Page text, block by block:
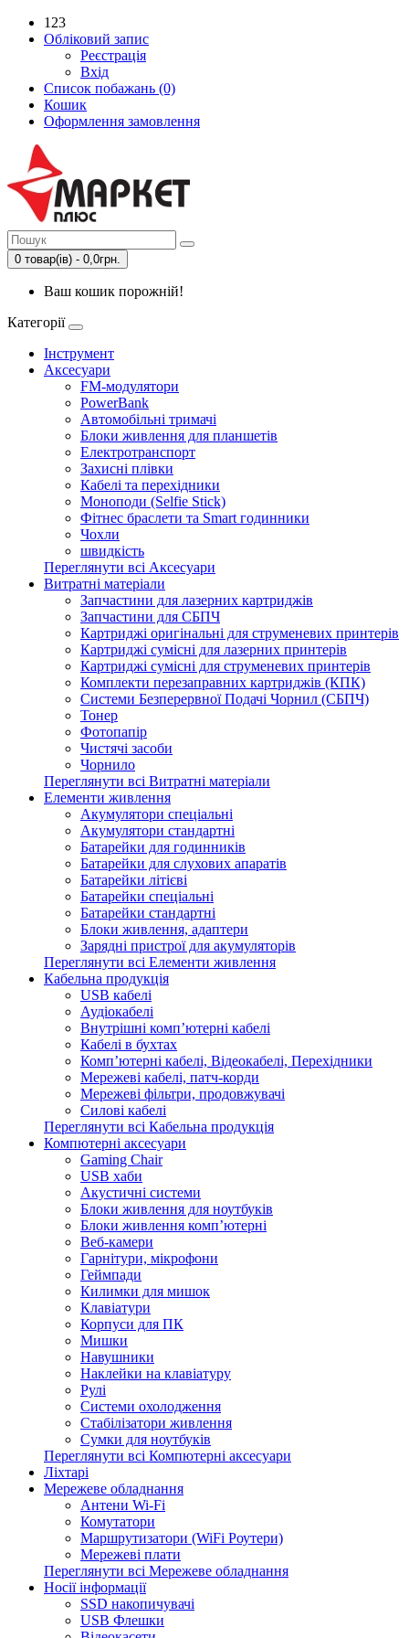
123
Обліковий запис
Реєстрація
Вхід
Список побажань (0)
Кошик
Оформлення замовлення
0 товар(ів) - 0,0грн.
Ваш кошик порожній!
Категорії
Інструмент
Аксесуари
FM-модулятори
PowerBank
Автомобільні тримачі
Блоки живлення для планшетів
Електротранспорт
Захисні плівки
Кабелі та перехідники
Моноподи (Selfie Stick)
Фітнес браслети та Smart годинники
Чохли
швидкість
Переглянути всі Аксесуари
Витратні матеріали
Запчастини для лазерних картриджів
Запчастини для СБПЧ
Картриджі оригінальні для струменевих принтерів
Картриджі сумісні для лазерних принтерів
Картриджі сумісні для струменевих принтерів
Комплекти перезаправних картриджів (КПК)
Системи Безперервної Подачі Чорнил (СБПЧ)
Тонер
Фотопапір
Чистячі засоби
Чорнило
Переглянути всі Витратні матеріали
Елементи живлення
Акумулятори спеціальні
Акумулятори стандартні
Батарейки для годинників
Батарейки для слухових апаратів
Батарейки літієві
Батарейки спеціальні
Батарейки стандартні
Блоки живлення, адаптери
Зарядні пристрої для акумуляторів
Переглянути всі Елементи живлення
Кабельна продукція
USB кабелі
Аудіокабелі
Внутрішні комп’ютерні кабелі
Кабелі в бухтах
Комп’ютерні кабелі, Відеокабелі, Перехідники
Мережеві кабелі, патч-корди
Мережеві фільтри, продовжувачі
Силові кабелі
Переглянути всі Кабельна продукція
Компютерні аксесуари
Gaming Chair
USB хаби
Акустичні системи
Блоки живлення для ноутбуків
Блоки живлення комп’ютерні
Веб-камери
Гарнітури, мікрофони
Геймпади
Килимки для мишок
Клавіатури
Корпуси для ПК
Мишки
Навушники
Наклейки на клавіатуру
Рулі
Системи охолодження
Стабілізатори живлення
Сумки для ноутбуків
Переглянути всі Компютерні аксесуари
Ліхтарі
Мережеве обладнання
Антени Wi-Fi
Комутатори
Маршрутизатори (WiFi Роутери)
Мережеві плати
Переглянути всі Мережеве обладнання
Носії інформації
SSD накопичувачі
USB Флешки